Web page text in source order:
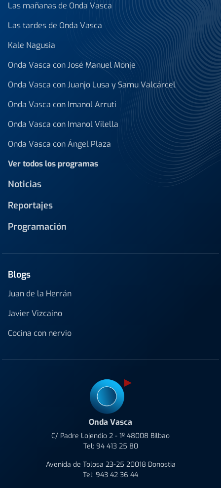
Las mañanas de Onda Vasca
Las tardes de Onda Vasca
Kale Nagusia
Onda Vasca con José Manuel Monje
Onda Vasca con Juanjo Lusa y Samu Valcárcel
Onda Vasca con Imanol Arruti
Onda Vasca con Imanol Vilella
Onda Vasca con Ángel Plaza
Ver todos los programas
Noticias
Reportajes
Programación
Blogs
Juan de la Herrán
Javier Vizcaino
Cocina con nervio
Onda Vasca
C/ Padre Lojendio 2 - 1º 48008 Bilbao
Tel: 94 413 25 80
Avenida de Tolosa 23-25 20018 Donostia
Tel: 943 42 36 44